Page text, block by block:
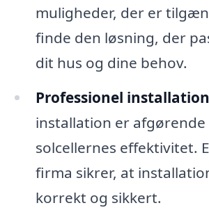
muligheder, der er
finde den løsning, der
dit hus og dine behov.
Professionel
installation er
solcellernes effektivitet.
firma sikrer, at
korrekt og sikkert.